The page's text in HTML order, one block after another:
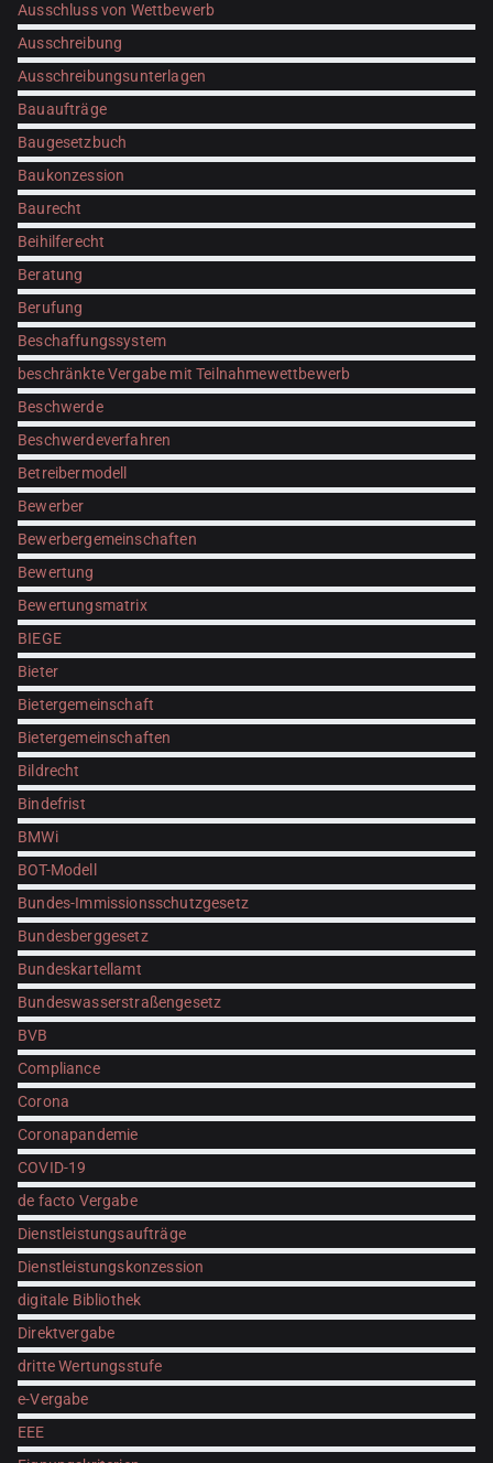
Ausschluss von Wettbewerb
Ausschreibung
Ausschreibungsunterlagen
Bauaufträge
Baugesetzbuch
Baukonzession
Baurecht
Beihilferecht
Beratung
Berufung
Beschaffungssystem
beschränkte Vergabe mit Teilnahmewettbewerb
Beschwerde
Beschwerdeverfahren
Betreibermodell
Bewerber
Bewerbergemeinschaften
Bewertung
Bewertungsmatrix
BIEGE
Bieter
Bietergemeinschaft
Bietergemeinschaften
Bildrecht
Bindefrist
BMWi
BOT-Modell
Bundes-Immissionsschutzgesetz
Bundesberggesetz
Bundeskartellamt
Bundeswasserstraßengesetz
BVB
Compliance
Corona
Coronapandemie
COVID-19
de facto Vergabe
Dienstleistungsaufträge
Dienstleistungskonzession
digitale Bibliothek
Direktvergabe
dritte Wertungsstufe
e-Vergabe
EEE